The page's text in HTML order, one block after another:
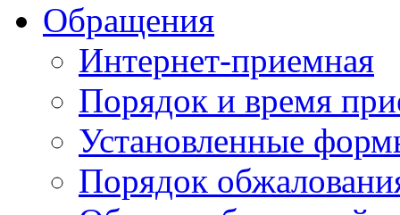
Обращения
Интернет-приемная
Порядок и время
Установленные
Порядок